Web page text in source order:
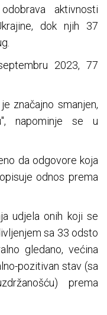
aktivnosti
dok njih 37
2023, 77
značajno smanjen,
napominje se u
da odgovore koja
odnos prema
udjela onih koji se
sa 33 odsto
gledano, većina
pozitivan stav (sa
prema